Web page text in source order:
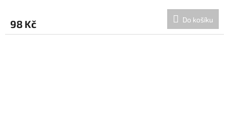
98 Kč Do košíku